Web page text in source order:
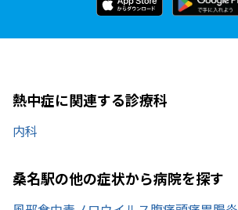
熱中症に関連する診療科
内科
桑名駅の他の症状から病院を探す